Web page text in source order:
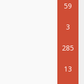
59
3
285
13